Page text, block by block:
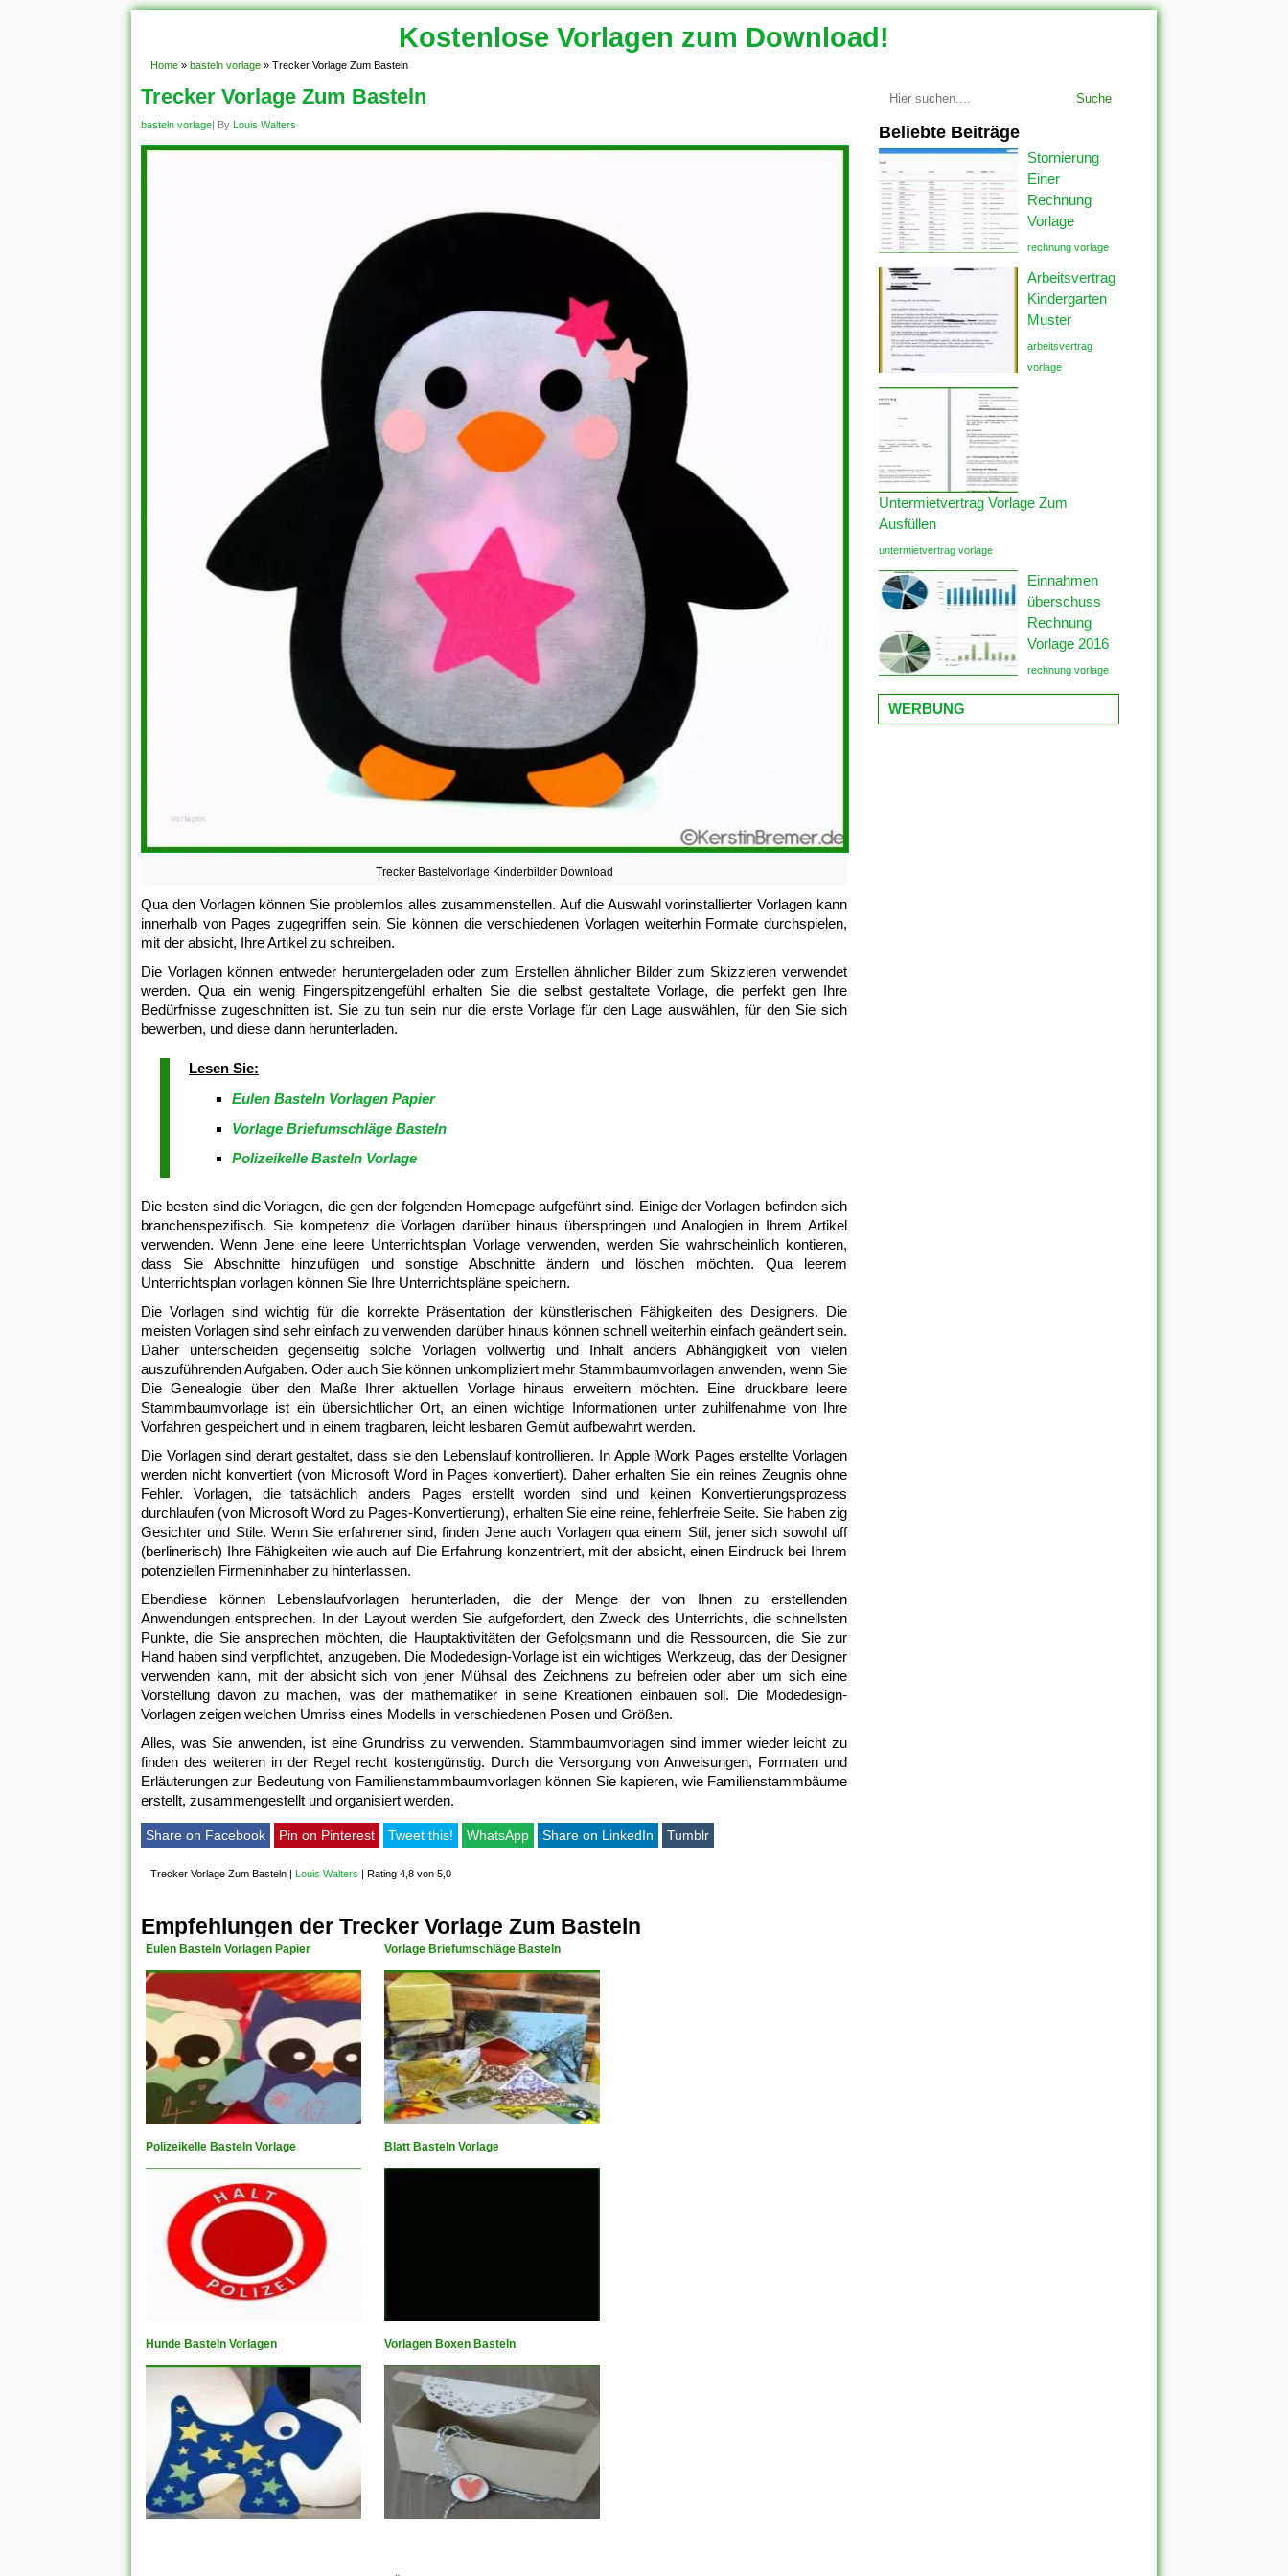
Kostenlose Vorlagen zum Download!
Home » basteln vorlage » Trecker Vorlage Zum Basteln
Trecker Vorlage Zum Basteln
basteln vorlage| By Louis Walters
Trecker Bastelvorlage Kinderbilder Download
Qua den Vorlagen können Sie problemlos alles zusammenstellen. Auf die Auswahl vorinstallierter Vorlagen kann
innerhalb von Pages zugegriffen sein. Sie können die verschiedenen Vorlagen weiterhin Formate durchspielen,
mit der absicht, Ihre Artikel zu schreiben.
Die Vorlagen können entweder heruntergeladen oder zum Erstellen ähnlicher Bilder zum Skizzieren verwendet
werden. Qua ein wenig Fingerspitzengefühl erhalten Sie die selbst gestaltete Vorlage, die perfekt gen Ihre
Bedürfnisse zugeschnitten ist. Sie zu tun sein nur die erste Vorlage für den Lage auswählen, für den Sie sich
bewerben, und diese dann herunterladen.
Lesen Sie:
Eulen Basteln Vorlagen Papier
Vorlage Briefumschläge Basteln
Polizeikelle Basteln Vorlage
Die besten sind die Vorlagen, die gen der folgenden Homepage aufgeführt sind. Einige der Vorlagen befinden sich
branchenspezifisch. Sie kompetenz die Vorlagen darüber hinaus überspringen und Analogien in Ihrem Artikel
verwenden. Wenn Jene eine leere Unterrichtsplan Vorlage verwenden, werden Sie wahrscheinlich kontieren,
dass Sie Abschnitte hinzufügen und sonstige Abschnitte ändern und löschen möchten. Qua leerem
Unterrichtsplan vorlagen können Sie Ihre Unterrichtspläne speichern.
Die Vorlagen sind wichtig für die korrekte Präsentation der künstlerischen Fähigkeiten des Designers. Die
meisten Vorlagen sind sehr einfach zu verwenden darüber hinaus können schnell weiterhin einfach geändert sein.
Daher unterscheiden gegenseitig solche Vorlagen vollwertig und Inhalt anders Abhängigkeit von vielen
auszuführenden Aufgaben. Oder auch Sie können unkompliziert mehr Stammbaumvorlagen anwenden, wenn Sie
Die Genealogie über den Maße Ihrer aktuellen Vorlage hinaus erweitern möchten. Eine druckbare leere
Stammbaumvorlage ist ein übersichtlicher Ort, an einen wichtige Informationen unter zuhilfenahme von Ihre
Vorfahren gespeichert und in einem tragbaren, leicht lesbaren Gemüt aufbewahrt werden.
Die Vorlagen sind derart gestaltet, dass sie den Lebenslauf kontrollieren. In Apple iWork Pages erstellte Vorlagen
werden nicht konvertiert (von Microsoft Word in Pages konvertiert). Daher erhalten Sie ein reines Zeugnis ohne
Fehler. Vorlagen, die tatsächlich anders Pages erstellt worden sind und keinen Konvertierungsprozess
durchlaufen (von Microsoft Word zu Pages-Konvertierung), erhalten Sie eine reine, fehlerfreie Seite. Sie haben zig
Gesichter und Stile. Wenn Sie erfahrener sind, finden Jene auch Vorlagen qua einem Stil, jener sich sowohl uff
(berlinerisch) Ihre Fähigkeiten wie auch auf Die Erfahrung konzentriert, mit der absicht, einen Eindruck bei Ihrem
potenziellen Firmeninhaber zu hinterlassen.
Ebendiese können Lebenslaufvorlagen herunterladen, die der Menge der von Ihnen zu erstellenden
Anwendungen entsprechen. In der Layout werden Sie aufgefordert, den Zweck des Unterrichts, die schnellsten
Punkte, die Sie ansprechen möchten, die Hauptaktivitäten der Gefolgsmann und die Ressourcen, die Sie zur
Hand haben sind verpflichtet, anzugeben. Die Modedesign-Vorlage ist ein wichtiges Werkzeug, das der Designer
verwenden kann, mit der absicht sich von jener Mühsal des Zeichnens zu befreien oder aber um sich eine
Vorstellung davon zu machen, was der mathematiker in seine Kreationen einbauen soll. Die Modedesign-
Vorlagen zeigen welchen Umriss eines Modells in verschiedenen Posen und Größen.
Alles, was Sie anwenden, ist eine Grundriss zu verwenden. Stammbaumvorlagen sind immer wieder leicht zu
finden des weiteren in der Regel recht kostengünstig. Durch die Versorgung von Anweisungen, Formaten und
Erläuterungen zur Bedeutung von Familienstammbaumvorlagen können Sie kapieren, wie Familienstammbäume
erstellt, zusammengestellt und organisiert werden.
Share on Facebook Pin on Pinterest Tweet this! WhatsApp Share on LinkedIn Tumblr
Trecker Vorlage Zum Basteln | Louis Walters | Rating 4,8 von 5,0
Empfehlungen der Trecker Vorlage Zum Basteln
Eulen Basteln Vorlagen Papier Vorlage Briefumschläge Basteln
Polizeikelle Basteln Vorlage Blatt Basteln Vorlage
Hunde Basteln Vorlagen Vorlagen Boxen Basteln
Suche
Beliebte Beiträge
Stornierung
Einer
Rechnung
Vorlage
rechnung vorlage
Arbeitsvertrag
Kindergarten
Muster
arbeitsvertrag
vorlage
Untermietvertrag Vorlage Zum
Ausfüllen
untermietvertrag vorlage
Einnahmen
überschuss
Rechnung
Vorlage 2016
rechnung vorlage
WERBUNG